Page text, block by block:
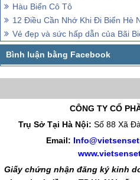
Hàu Biển Cô Tô
12 Điều Cần Nhớ Khi Đi Biển Hè
Vẻ đẹp và sức hấp dẫn của Bãi
CÔNG TY CỔ
Trụ Sở Tại Hà Nội: Số 88 Xã
Email:
Giấy chứng nhận đăng ký kinh